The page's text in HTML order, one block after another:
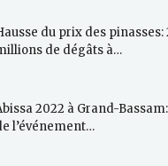
du prix des pinasses:
de dégâts à…
2022 à Grand-
l’événement…